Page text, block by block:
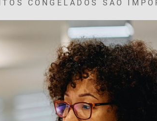
CONGELADOS SÃO